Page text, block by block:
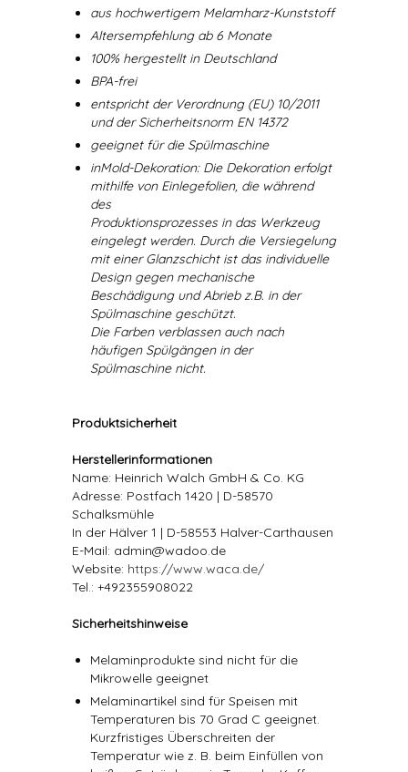
aus hochwertigem Melamharz-Kunststoff
Altersempfehlung ab 6 Monate
100% hergestellt in Deutschland
BPA-frei
entspricht der Verordnung (EU) 10/2011
und der Sicherheitsnorm EN 14372
geeignet für die Spülmaschine
inMold-Dekoration: Die Dekoration erfolgt
mithilfe von Einlegefolien, die während
des
Produktionsprozesses in das Werkzeug
eingelegt werden. Durch die Versiegelung
mit einer Glanzschicht ist das individuelle
Design gegen mechanische
Beschädigung und Abrieb z.B. in der
Spülmaschine geschützt.
Die Farben verblassen auch nach
häufigen Spülgängen in der
Spülmaschine nicht.
Produktsicherheit
Herstellerinformationen
Name: Heinrich Walch GmbH & Co. KG
Adresse: Postfach 1420 | D-58570
Schalksmühle
In der Hälver 1 | D-58553 Halver-Carthausen
E-Mail: admin@wadoo.de
Website: https://www.waca.de/
Tel.: +492355908022
Sicherheitshinweise
Melaminprodukte sind nicht für die
Mikrowelle geeignet
Melaminartikel sind für Speisen mit
Temperaturen bis 70 Grad C geeignet.
Kurzfristiges Überschreiten der
Temperatur wie z. B. beim Einfüllen von